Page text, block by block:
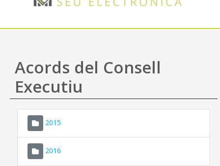
Accés i seguretat
Utilitats
Ajuda
Acords del Consell
Executiu
2015
2016